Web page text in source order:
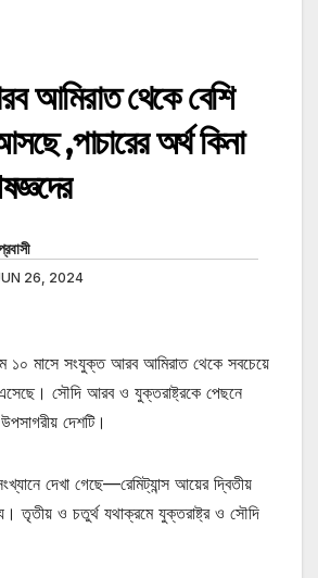
আমিরাত থেকে বেশি
,পাচারের অর্থ কিনা
26, 2024
১০ মাসে সংযুক্ত আরব আমিরাত থেকে সবচেয়ে
এসেছে। সৌদি আরব ও যুক্তরাষ্ট্রকে পেছনে
দেশটি।
দেখা গেছে—রেমিট্যান্স আয়ের দ্বিতীয়
তৃতীয় ও চতুর্থ যথাক্রমে যুক্তরাষ্ট্র ও সৌদি